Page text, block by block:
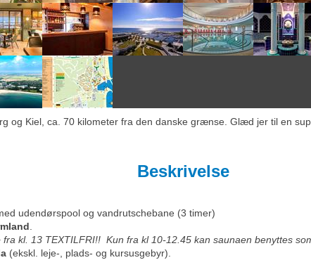
og Kiel, ca. 70 kilometer fra den danske grænse. Glæd jer til en
Beskrivelse
udendørspool og vandrutschebane (3 timer)
kl. 13 TEXTILFRI!! Kun fra kl 10-12.45 kan saunaen benyttes
(ekskl. leje-, plads- og kursusgebyr).